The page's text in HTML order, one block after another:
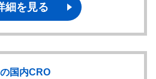
細を見る
国内CRO